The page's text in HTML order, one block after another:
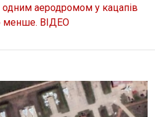
аеродромом у кацапів
менше. ВІДЕО